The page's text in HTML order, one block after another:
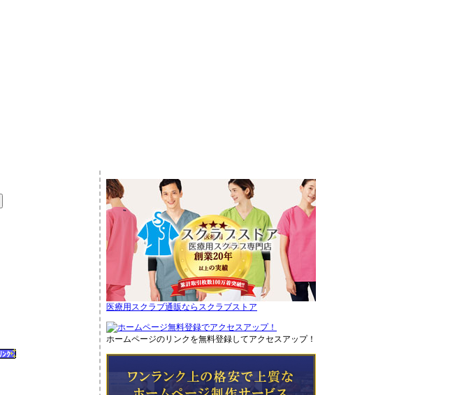
医療用スクラブ通販ならスクラブストア
ホームページのリンクを無料登録してアクセスアップ！